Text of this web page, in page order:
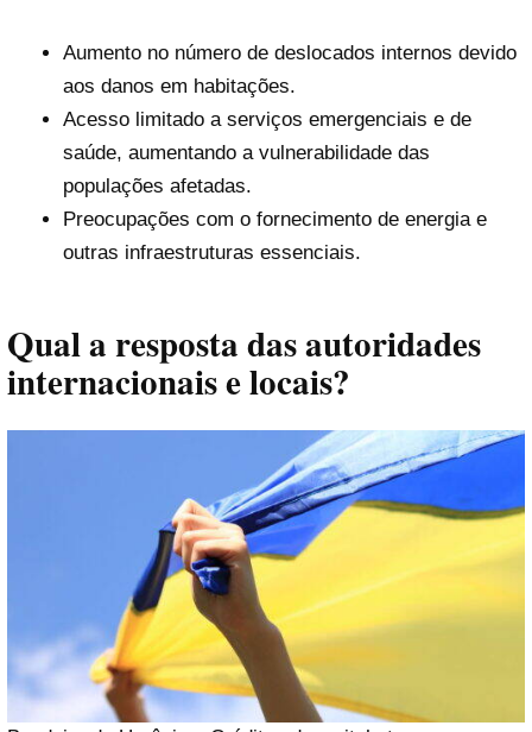
Aumento no número de deslocados internos devido
aos danos em habitações.
Acesso limitado a serviços emergenciais e de
saúde, aumentando a vulnerabilidade das
populações afetadas.
Preocupações com o fornecimento de energia e
outras infraestruturas essenciais.
Qual a resposta das autoridades
internacionais e locais?